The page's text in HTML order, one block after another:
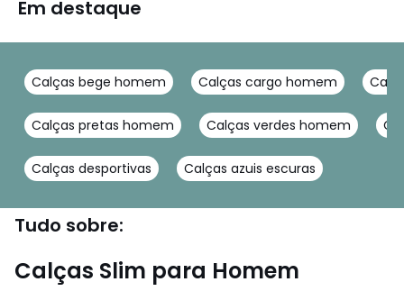
Em destaque
Calças bege homem Calças cargo homem
Calças pretas homem Calças verdes homem
Calças desportivas Calças azuis escuras
Tudo sobre:
Calças Slim para Homem